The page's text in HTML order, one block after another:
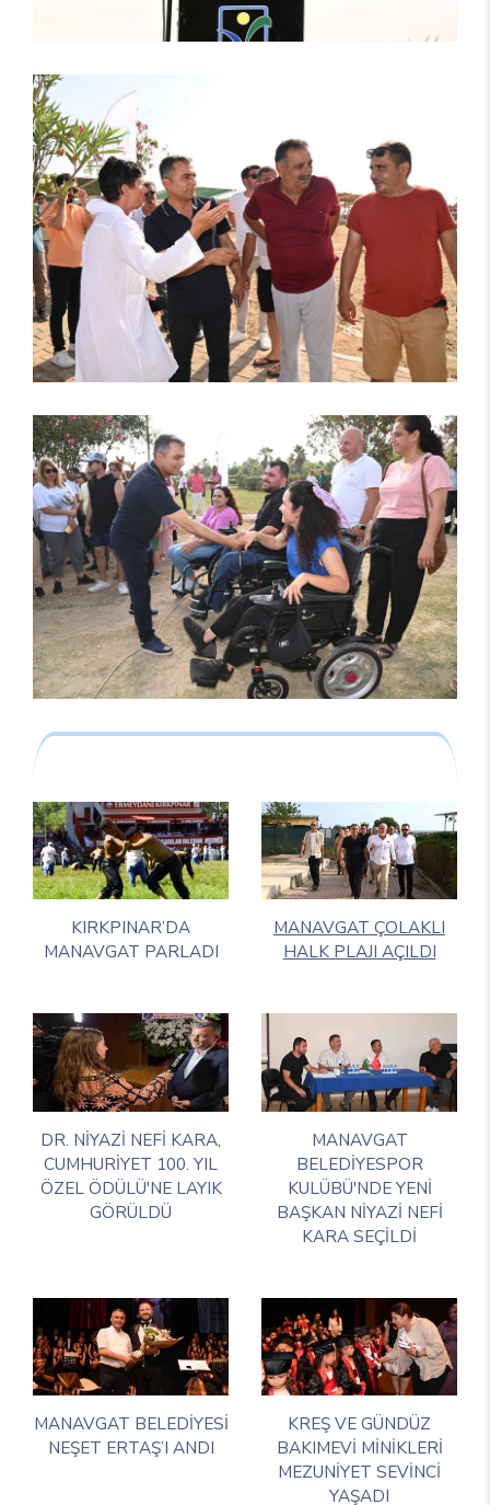
KIRKPINAR’DA
MANAVGAT PARLADI
MANAVGAT ÇOLAKLI
HALK PLAJI AÇILDI
DR. NİYAZİ NEFİ KARA,
CUMHURİYET 100. YIL
ÖZEL ÖDÜLÜ'NE LAYIK
GÖRÜLDÜ
MANAVGAT
BELEDİYESPOR
KULÜBÜ'NDE YENİ
BAŞKAN NİYAZİ NEFİ
KARA SEÇİLDİ
MANAVGAT BELEDİYESİ
NEŞET ERTAŞ’I ANDI
KREŞ VE GÜNDÜZ
BAKIMEVİ MİNİKLERİ
MEZUNİYET SEVİNCİ
YAŞADI